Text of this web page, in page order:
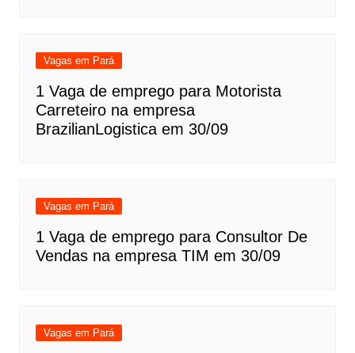
Vagas em Pará
1 Vaga de emprego para Motorista
Carreteiro na empresa
BrazilianLogistica em 30/09
Vagas em Pará
1 Vaga de emprego para Consultor De
Vendas na empresa TIM em 30/09
Vagas em Pará